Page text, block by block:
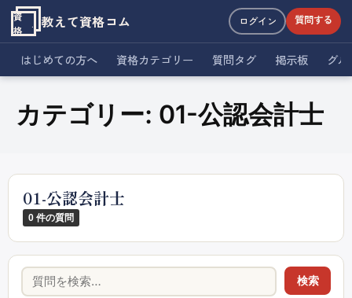
資
格
教えて資格コム ログイン 質問する
はじめての方へ 資格カテゴリー 質問タグ 掲示板 グ
カテゴリー: 01-公認会計士
01-公認会計士
0 件の質問
検索